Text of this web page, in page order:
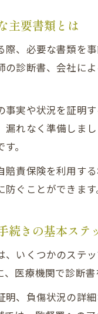
主要書類とは
、必要な書類を
診断書、会社に
実や状況を証明
漏れなく準備しま
。
賠責保険を利用す
ぐことができます
続きの基本ステ
いくつかのステ
医療機関で診断
明、負傷状況の詳